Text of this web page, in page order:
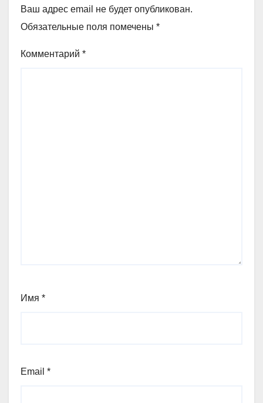
Ваш адрес email не будет опубликован.
Обязательные поля помечены *
Комментарий *
Имя *
Email *